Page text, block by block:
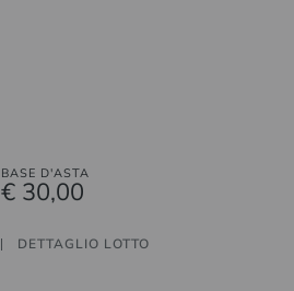
BASE D'ASTA
€ 30,00
DETTAGLIO LOTTO